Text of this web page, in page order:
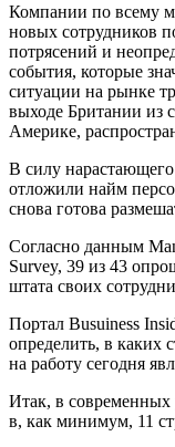
Компании по всему
новых сотрудников
потрясений и
события, которые
ситуации на рынке
выходе Британии из
Америке,
В силу
отложили найм
снова готова
Согласно данным
Survey, 39 из 43
штата своих
Портал Busuiness
определить, в каких
на работу сегодня
Итак, в современных
в, как минимум, 11